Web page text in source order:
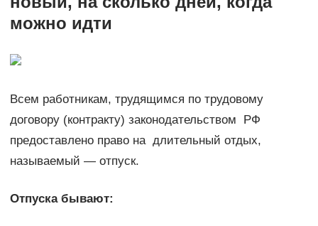
можно идти
Всем работникам, трудящимся по трудовому
договору (контракту) законодательством РФ
предоставлено право на длительный отдых,
называемый — отпуск.
Отпуска бывают: